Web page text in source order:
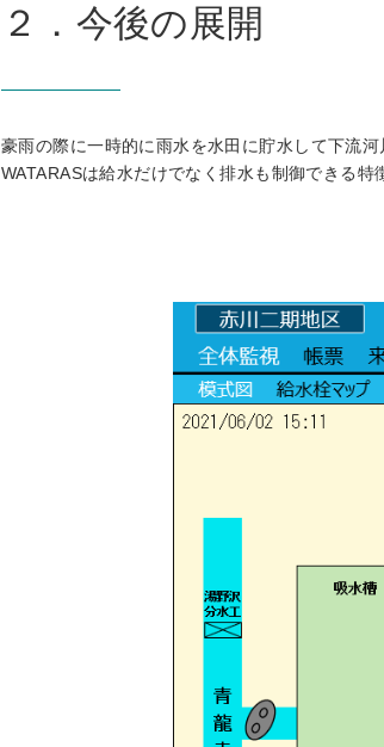
２．今後の展開
豪雨の際に一時的に雨水を水田に貯水して下流
WATARASは給水だけでなく排水も制御できる